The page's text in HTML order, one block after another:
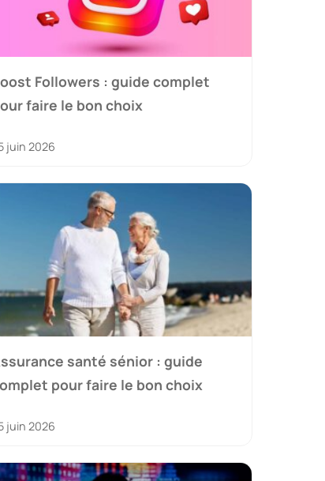
Followers : guide complet
faire le bon choix
juin 2026
santé sénior : guide
pour faire le bon choix
juin 2026